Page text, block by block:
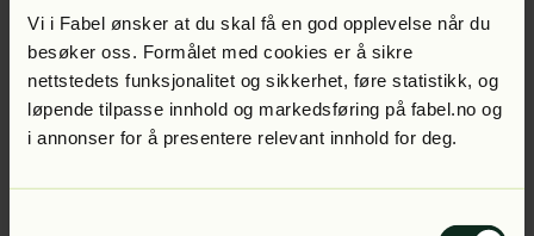
Vi i Fabel ønsker at du skal få en god opplevelse når du
besøker oss. Formålet med cookies er å sikre
nettstedets funksjonalitet og sikkerhet, føre statistikk, og
løpende tilpasse innhold og markedsføring på fabel.no og
i annonser for å presentere relevant innhold for deg.